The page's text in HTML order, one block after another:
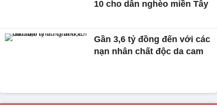
10 cho dân nghèo miền Tây
Gần 3,6 tỷ đồng đến với các
nạn nhân chất độc da cam